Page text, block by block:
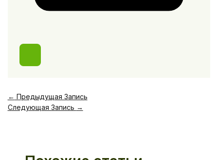
← Предыдущая Запись
Следующая Запись →